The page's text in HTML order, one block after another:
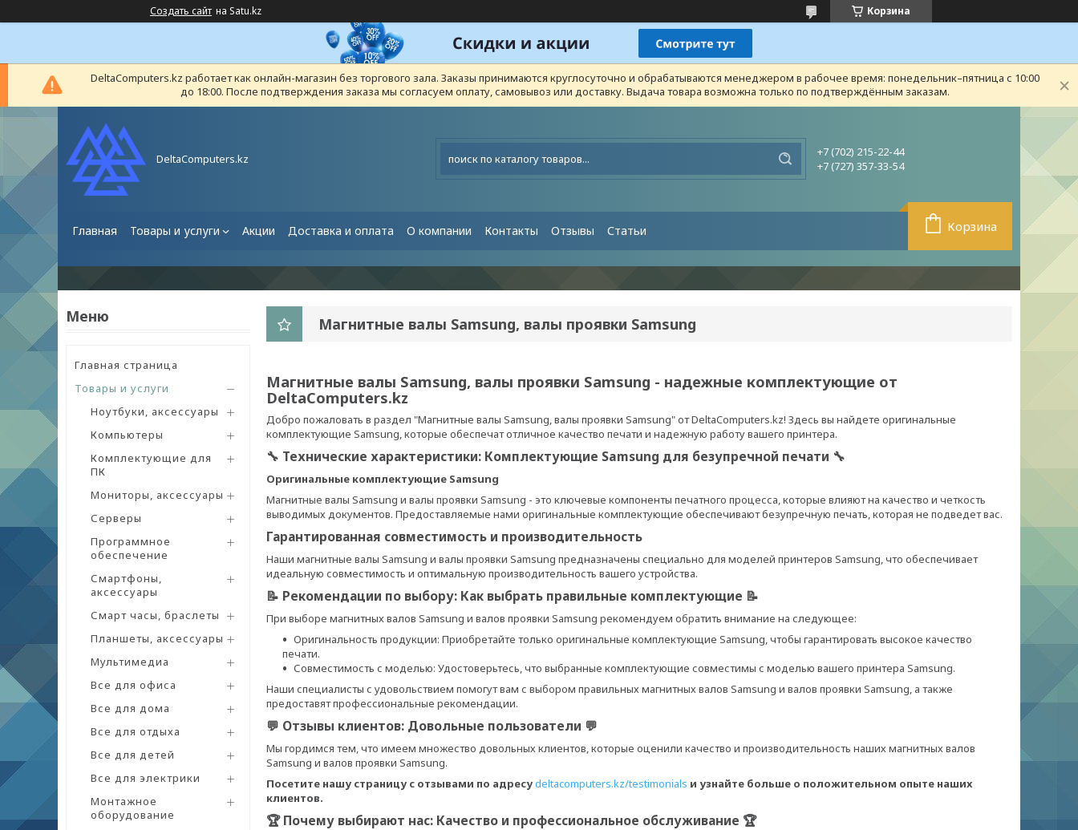
Создать сайт на Satu.kz Корзина
DeltaComputers.kz работает как онлайн-магазин без торгового зала. Заказы принимаются круглосуточно и обрабатываются менеджером в рабочее время: понедельник–пятница с 10:00
до 18:00. После подтверждения заказа мы согласуем оплату, самовывоз или доставку. Выдача товара возможна только по подтверждённым заказам.
DeltaComputers.kz
+7 (702) 215-22-44
+7 (727) 357-33-54
Главная Товары и услуги Акции Доставка и оплата О компании Контакты Отзывы Статьи Корзина
Главная страница
Товары и услуги
Ноутбуки, аксессуары
Компьютеры
Комплектующие для
ПК
Мониторы, аксессуары
Серверы
Программное
обеспечение
Смартфоны,
аксессуары
Смарт часы, браслеты
Планшеты, аксессуары
Мультимедиа
Все для офиса
Все для дома
Все для отдыха
Все для детей
Все для электрики
Монтажное
оборудование
Магнитные валы Samsung, валы проявки Samsung
Магнитные валы Samsung, валы проявки Samsung - надежные комплектующие от
DeltaComputers.kz
Добро пожаловать в раздел "Магнитные валы Samsung, валы проявки Samsung" от DeltaComputers.kz! Здесь вы найдете оригинальные
комплектующие Samsung, которые обеспечат отличное качество печати и надежную работу вашего принтера.
🔧 Технические характеристики: Комплектующие Samsung для безупречной печати 🔧
Оригинальные комплектующие Samsung
Магнитные валы Samsung и валы проявки Samsung - это ключевые компоненты печатного процесса, которые влияют на качество и четкость
выводимых документов. Предоставляемые нами оригинальные комплектующие обеспечивают безупречную печать, которая не подведет вас.
Гарантированная совместимость и производительность
Наши магнитные валы Samsung и валы проявки Samsung предназначены специально для моделей принтеров Samsung, что обеспечивает
идеальную совместимость и оптимальную производительность вашего устройства.
📝 Рекомендации по выбору: Как выбрать правильные комплектующие 📝
При выборе магнитных валов Samsung и валов проявки Samsung рекомендуем обратить внимание на следующее:
Оригинальность продукции: Приобретайте только оригинальные комплектующие Samsung, чтобы гарантировать высокое качество
печати.
Совместимость с моделью: Удостоверьтесь, что выбранные комплектующие совместимы с моделью вашего принтера Samsung.
Наши специалисты с удовольствием помогут вам с выбором правильных магнитных валов Samsung и валов проявки Samsung, а также
предоставят профессиональные рекомендации.
💬 Отзывы клиентов: Довольные пользователи 💬
Мы гордимся тем, что имеем множество довольных клиентов, которые оценили качество и производительность наших магнитных валов
Samsung и валов проявки Samsung.
Посетите нашу страницу с отзывами по адресуdeltacomputers.kz/testimonials и узнайте больше о положительном опыте наших
клиентов.
🏆 Почему выбирают нас: Качество и профессиональное обслуживание 🏆